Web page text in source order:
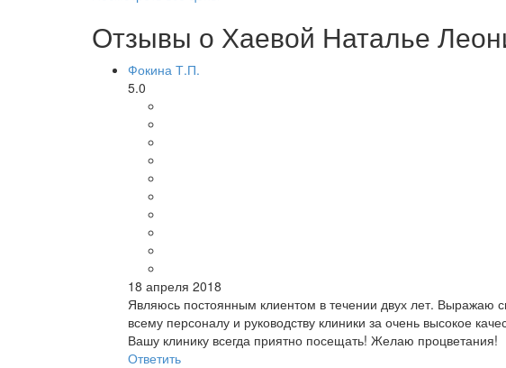
Отзывы о Хаевой Наталье
Фокина Т.П.
5.0
18 апреля 2018
Являюсь постоянным клиентом в течении двух лет. Выражаю
всему персоналу и руководству клиники за очень высокое
Вашу клинику всегда приятно посещать! Желаю процветания!
Ответить